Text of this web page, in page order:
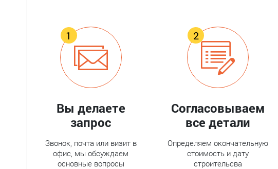
Вы делаете
запрос
Звонок, почта или визит в
офис, мы обсуждаем
основные вопросы
Согласовываем
все детали
Определяем окончательную
стоимость и дату
строительсва